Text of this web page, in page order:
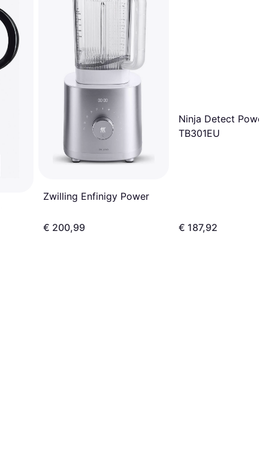
Zwilling Enfinigy Power
€ 200,99
Ninja Detect Power
TB301EU
€ 187,92